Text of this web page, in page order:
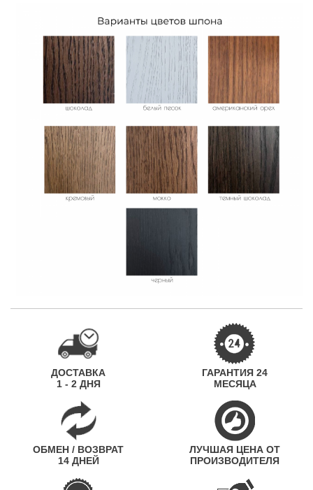
ДОСТАВКА
1 - 2 ДНЯ
ГАРАНТИЯ 24
МЕСЯЦА
ОБМЕН / ВОЗВРАТ
14 ДНЕЙ
ЛУЧШАЯ ЦЕНА ОТ
ПРОИЗВОДИТЕЛЯ